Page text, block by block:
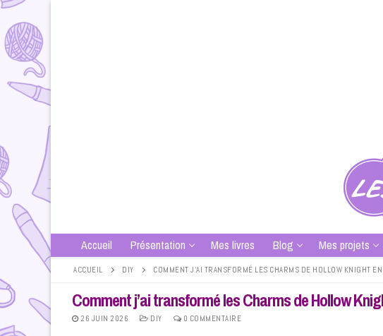
Accueil Présentation Mes livres Blog Mes projets
ACCUEIL DIY COMMENT J’AI TRANSFORMÉ LES CHARMS DE HOLLOW KNIGHT
Comment j’ai transformé les Charms de Hollow
26 JUIN 2026 DIY 0 COMMENTAIRE